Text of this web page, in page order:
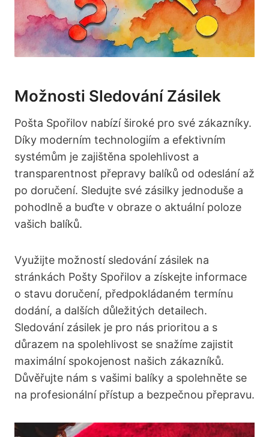
Možnosti Sledování Zásilek
Pošta Spořilov ‍nabízí široké pro své zákazníky.
Díky moderním‍ technologiím‌ a efektivním
systémům je zajištěna spolehlivost a
transparentnost přepravy balíků od odeslání až
po doručení. Sledujte své zásilky ⁣jednoduše a
pohodlně a buďte v obraze o‍ aktuální poloze
vašich balíků.
Využijte možností​ sledování zásilek na
stránkách Pošty Spořilov a získejte ‍informace
o stavu doručení, předpokládaném termínu
dodání, a⁢ dalších důležitých detailech.
Sledování zásilek ‍je pro nás prioritou a s
důrazem na spolehlivost se ⁣snažíme zajistit
maximální spokojenost našich zákazníků.
Důvěřujte nám ⁢s ‌vašimi balíky ‍a⁤ spolehněte se⁤
na profesionální přístup a bezpečnou přepravu.